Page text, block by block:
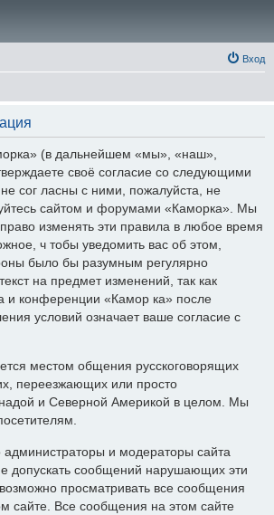
Вход
(в дальнейшем «мы», «наш»,
своё согласие со следующими
сог ласны с ними, пожалуйста, не
сайтом и форумами «Каморка». Мы
изменять эти правила в любое время
ч тобы уведомить вас об этом,
было бы разумным регулярно
на предмет изменений, так как
и конференции «Камор ка» после
условий означает ваше согласие с
местом общения русскоговорящих
переезжающих или просто
и Северной Америкой в целом. Мы
администраторы и модераторы сайта
допускать сообщений нарушающих эти
просматривать все сообщения
сайте. Все сообщения на этом сайте